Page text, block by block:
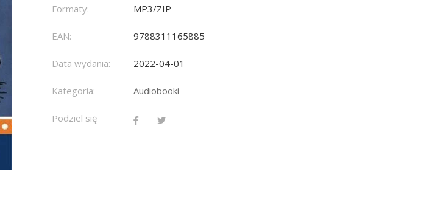
Formaty: MP3/ZIP
EAN: 9788311165885
Data wydania: 2022-04-01
Kategoria: Audiobooki
Podziel się